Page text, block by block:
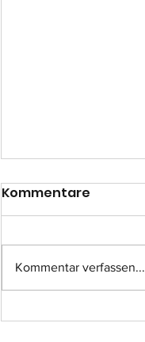
Einsatz-Nr.: 057
Kommentare
Kommentar verfassen...